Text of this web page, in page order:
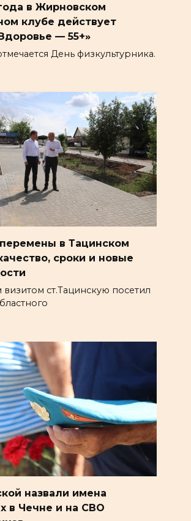
в Жирновском
клубе действует
— 55+»
День физкультурника.
в Тацинском
сроки и новые
ст.Тацинскую посетил
назвали имена
в Чечне и на СВО